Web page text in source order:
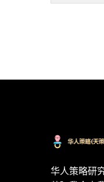
华人策略研